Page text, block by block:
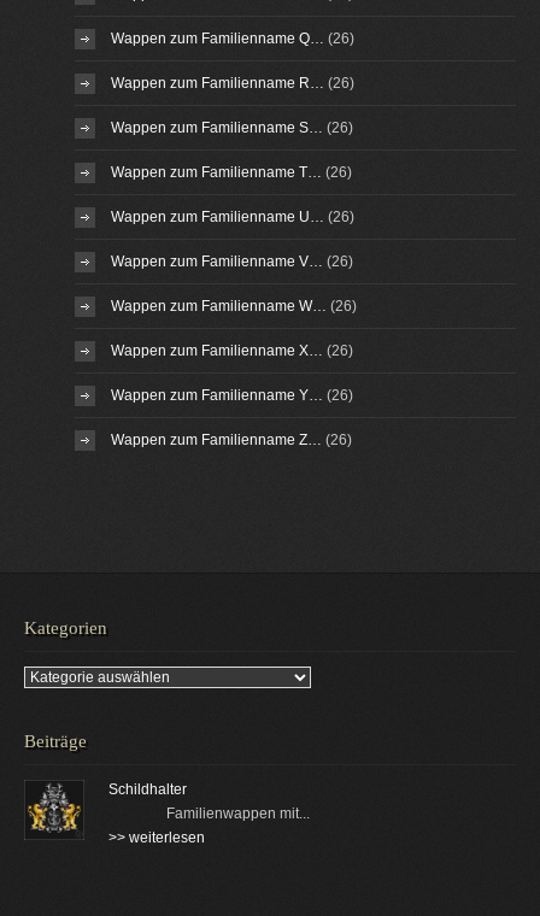
Wappen zum Familienname Q… (26)
Wappen zum Familienname R… (26)
Wappen zum Familienname S… (26)
Wappen zum Familienname T… (26)
Wappen zum Familienname U… (26)
Wappen zum Familienname V… (26)
Wappen zum Familienname W… (26)
Wappen zum Familienname X… (26)
Wappen zum Familienname Y… (26)
Wappen zum Familienname Z… (26)
Kategorien
Kategorien
Beiträge
Schildhalter
Familienwappen mit...
>> weiterlesen